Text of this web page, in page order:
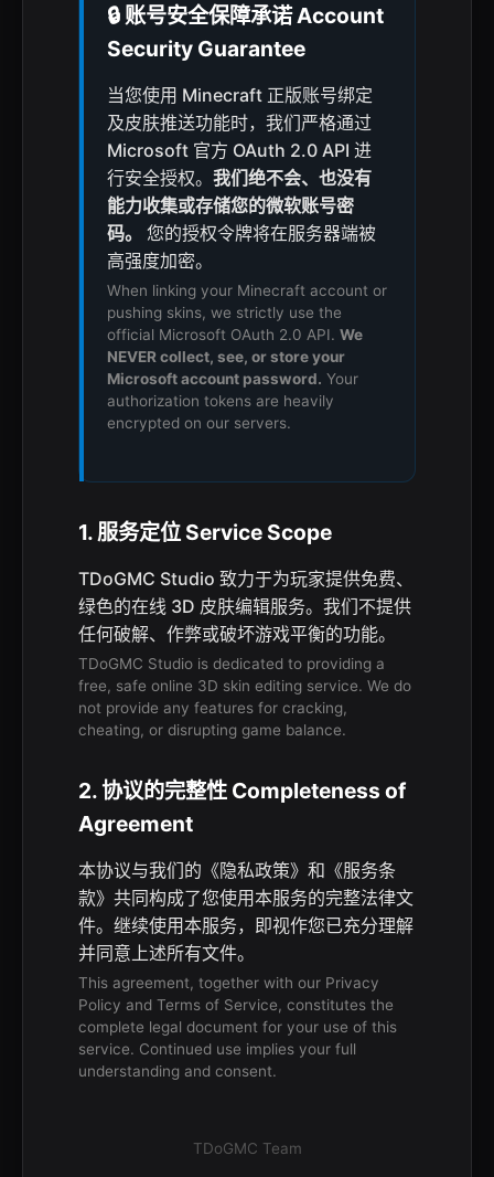
🔒 账号安全保障承诺Account
Security Guarantee
当您使用 Minecraft 正版账号绑定
及皮肤推送功能时，我们严格通过
Microsoft 官方 OAuth 2.0 API 进
行安全授权。 我们绝不会、也没有
能力收集或存储您的微软账号密
码。
您的授权令牌将在服务器端被
高强度加密。
When linking your Minecraft account or
pushing skins, we strictly use the
official Microsoft OAuth 2.0 API. We
NEVER collect, see, or store your
Microsoft account password. Your
authorization tokens are heavily
encrypted on our servers.
1. 服务定位 Service Scope
TDoGMC Studio 致力于为玩家提供免费、
绿色的在线 3D 皮肤编辑服务。我们不提供
任何破解、作弊或破坏游戏平衡的功能。
TDoGMC Studio is dedicated to providing a
free, safe online 3D skin editing service. We do
not provide any features for cracking,
cheating, or disrupting game balance.
2. 协议的完整性 Completeness of
Agreement
本协议与我们的《隐私政策》和《服务条
款》共同构成了您使用本服务的完整法律文
件。继续使用本服务，即视作您已充分理解
并同意上述所有文件。
This agreement, together with our Privacy
Policy and Terms of Service, constitutes the
complete legal document for your use of this
service. Continued use implies your full
understanding and consent.
TDoGMC Team